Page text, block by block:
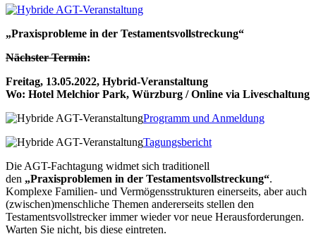
„Praxisprobleme in der Testamentsvollstreckung“
Nächster Termin:
Freitag, 13.05.2022, Hybrid-Veranstaltung
Wo: Hotel Melchior Park, Würzburg / Online via Liveschaltung
Programm und Anmeldung
Tagungsbericht
Die AGT-Fachtagung widmet sich traditionell
den „Praxisproblemen in der Testamentsvollstreckung“.
Komplexe Familien- und Vermögensstrukturen einerseits, aber auch
(zwischen)menschliche Themen andererseits stellen den
Testamentsvollstrecker immer wieder vor neue Herausforderungen.
Warten Sie nicht, bis diese eintreten.